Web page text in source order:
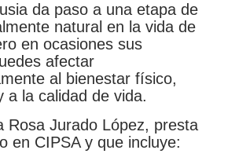
da paso a una etapa de
natural en la vida de
en ocasiones sus
afectar
al bienestar físico,
a la calidad de vida.
Rosa Jurado López, presta
en CIPSA y que incluye: